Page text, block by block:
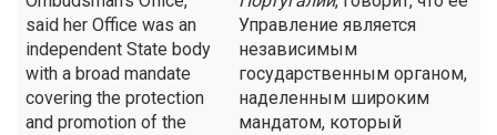
said her Office was an
independent State body
with a broad mandate
covering the protection
and promotion of the
Управление является
независимым
государственным органом,
наделенным широким
мандатом, который